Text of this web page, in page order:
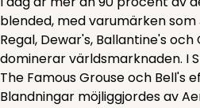
blended, med varumärken som
Regal, Dewar's, Ballantine's
dominerar världsmarknaden. I
The Famous Grouse och Bell's
Blandningar möjliggjordes av